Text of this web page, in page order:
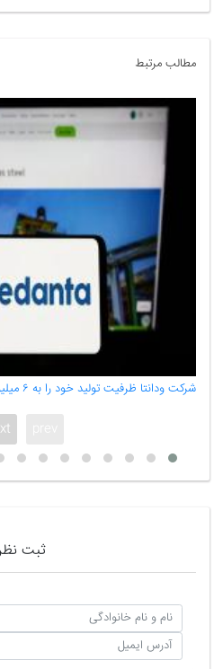
مطالب مرتبط
شرکت ودانتا ظرفیت تولید خود را به ۶ میلیون تن در سال افزایش خواهد داد
next
ثبت نظر